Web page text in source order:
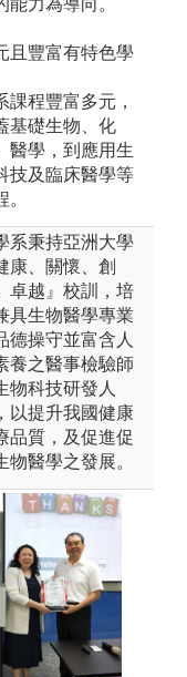
且豐富有特色學
課程豐富多元，
基礎生物、化
醫學，到應用生
技及臨床醫學等
。
系秉持亞洲大學
康、關懷、創
卓越』校訓，培
具生物醫學專業
德操守並富含人
養之醫事檢驗師
物科技研發人
以提升我國健康
品質，及促進促
物醫學之發展。
PBL創新教學
與就業學程: 藉
由PBL (Proble